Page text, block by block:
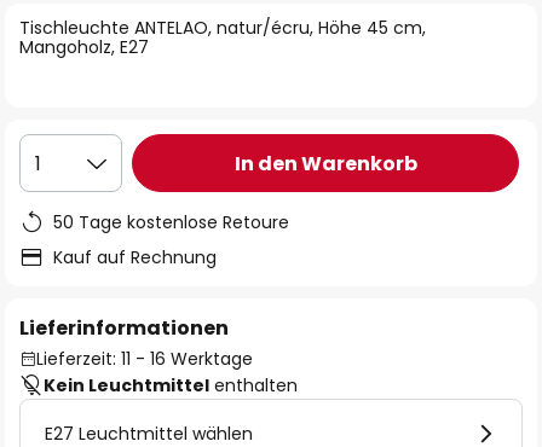
Tischleuchte ANTELAO, natur/écru, Höhe 45 cm,
Mangoholz, E27
1 In den Warenkorb
50 Tage kostenlose Retoure
Kauf auf Rechnung
Lieferinformationen
Lieferzeit: 11 - 16 Werktage
Kein Leuchtmittel enthalten
E27 Leuchtmittel wählen